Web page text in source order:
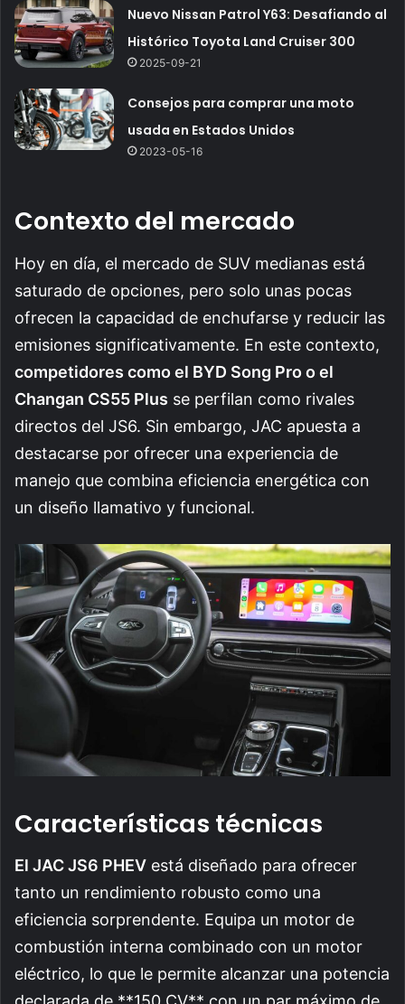
Nuevo Nissan Patrol Y63: Desafiando al
Histórico Toyota Land Cruiser 300
2025-09-21
Consejos para comprar una moto
usada en Estados Unidos
2023-05-16
Contexto del mercado
Hoy en día, el mercado de SUV medianas está
saturado de opciones, pero solo unas pocas
ofrecen la capacidad de enchufarse y reducir las
emisiones significativamente. En este contexto,
competidores como el BYD Song Pro o el
Changan CS55 Plus se perfilan como rivales
directos del JS6. Sin embargo, JAC apuesta a
destacarse por ofrecer una experiencia de
manejo que combina eficiencia energética con
un diseño llamativo y funcional.
Características técnicas
El JAC JS6 PHEV está diseñado para ofrecer
tanto un rendimiento robusto como una
eficiencia sorprendente. Equipa un motor de
combustión interna combinado con un motor
eléctrico, lo que le permite alcanzar una potencia